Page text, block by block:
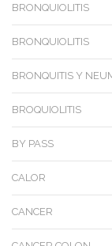
BRONQUIOLITIS
BRONQUIOLITIS
BRONQUITIS Y
BROQUIOLITIS
BY PASS
CALOR
CANCER